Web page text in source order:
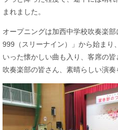
まれました。
オープニングは加西中学校吹奏楽
999（スリーナイン）」から始まり
いった懐かしい曲も入り、客席の皆
吹奏楽部の皆さん、素晴らしい演奏